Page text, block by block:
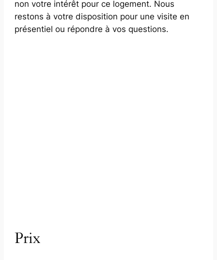
non votre intérêt pour ce logement. Nous
restons à votre disposition pour une visite en
présentiel ou répondre à vos questions.
Prix